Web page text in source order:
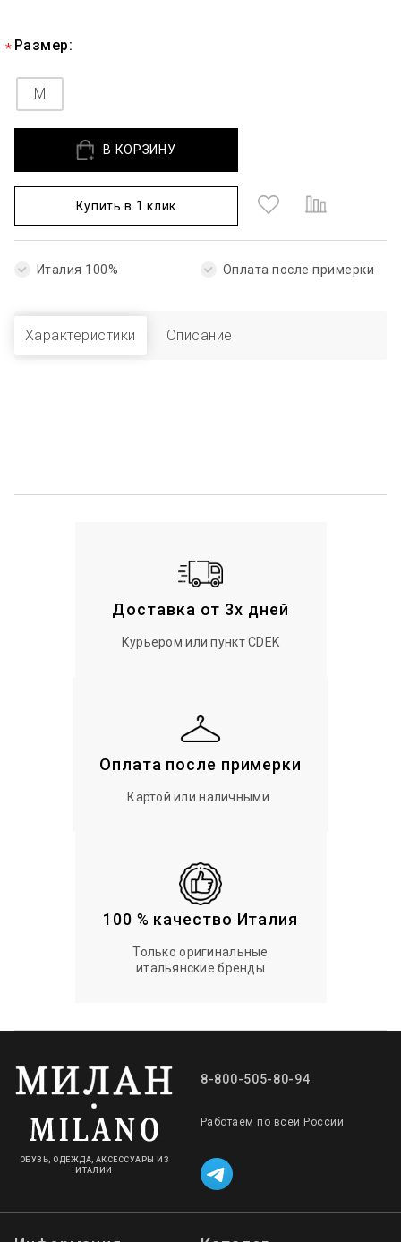
Размер:
M
В КОРЗИНУ
Купить в 1 клик
Италия 100% Оплата после примерки
Характеристики Описание
Доставка от 3х дней
Курьером или пункт CDEK
Оплата после примерки
Картой или наличными
100 % качество Италия
Только оригинальные
итальянские бренды
ОБУВЬ, ОДЕЖДА, АКСЕССУАРЫ ИЗ
ИТАЛИИ
8-800-505-80-94
Работаем по всей России